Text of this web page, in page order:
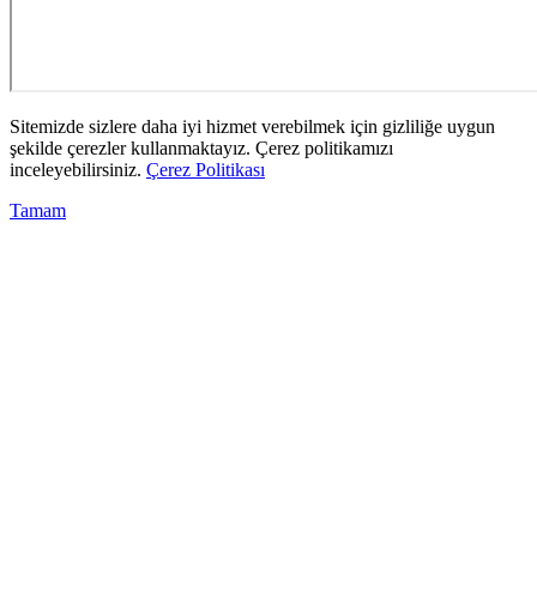
Sitemizde sizlere daha iyi hizmet verebilmek için gizliliğe uygun
şekilde çerezler kullanmaktayız. Çerez politikamızı
inceleyebilirsiniz. Çerez Politikası
Tamam